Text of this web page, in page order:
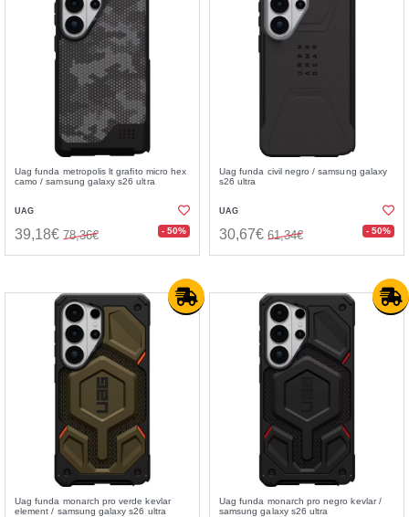
Uag funda metropolis lt grafito micro hex
camo / samsung galaxy s26 ultra
UAG
39,18€ 78,36€ - 50%
Uag funda civil negro / samsung galaxy
s26 ultra
UAG
30,67€ 61,34€ - 50%
Uag funda monarch pro verde kevlar
element / samsung galaxy s26 ultra
Uag funda monarch pro negro kevlar /
samsung galaxy s26 ultra